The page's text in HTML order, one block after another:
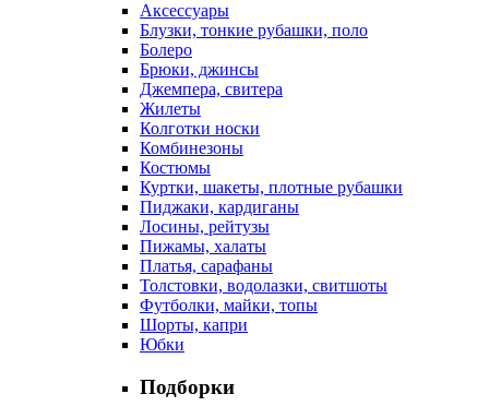
Аксессуары
Блузки, тонкие рубашки, поло
Болеро
Брюки, джинсы
Джемпера, свитера
Жилеты
Колготки носки
Комбинезоны
Костюмы
Куртки, шакеты, плотные рубашки
Пиджаки, кардиганы
Лосины, рейтузы
Пижамы, халаты
Платья, сарафаны
Толстовки, водолазки, свитшоты
Футболки, майки, топы
Шорты, капри
Юбки
Подборки